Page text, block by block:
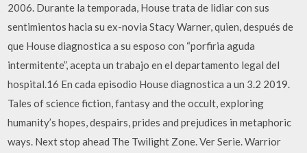
2006. Durante la temporada, House trata de lidiar con sus
sentimientos hacia su ex-novia Stacy Warner, quien, después de
que House diagnostica a su esposo con “porfiria aguda
intermitente”, acepta un trabajo en el departamento legal del
hospital.16 En cada episodio House diagnostica a un 3.2 2019.
Tales of science fiction, fantasy and the occult, exploring
humanity’s hopes, despairs, prides and prejudices in metaphoric
ways. Next stop ahead The Twilight Zone. Ver Serie. Warrior